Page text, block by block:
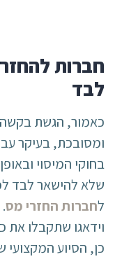
חברות
לבד
כאמור, הגשת בקשה
ומסובכת, בעיקר
בחוקי המיסוי
שלא להישאר לבד
לחברות החזרי מס
וידאגו שתקבלו את
כן, הסיוע